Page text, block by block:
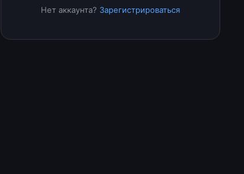
Нет аккаунта? Зарегистрироваться